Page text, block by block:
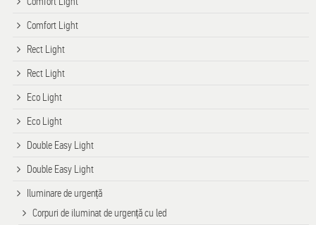
Comfort Light
Rect Light
Rect Light
Eco Light
Eco Light
Double Easy Light
Double Easy Light
Iluminare de urgență
Corpuri de iluminat de urgență cu led